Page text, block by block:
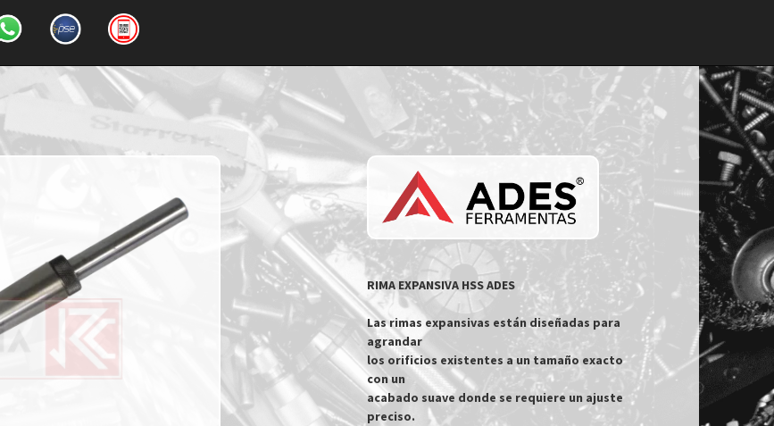
RIMA EXPANSIVA HSS ADES
Las rimas expansivas están diseñadas para
agrandar
los orificios existentes a un tamaño exacto
con un
acabado suave donde se requiere un ajuste
preciso.